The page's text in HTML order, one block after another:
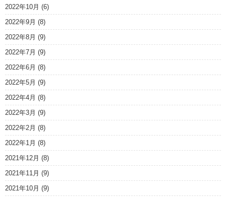
2022年10月 (6)
2022年9月 (8)
2022年8月 (9)
2022年7月 (9)
2022年6月 (8)
2022年5月 (9)
2022年4月 (8)
2022年3月 (9)
2022年2月 (8)
2022年1月 (8)
2021年12月 (8)
2021年11月 (9)
2021年10月 (9)